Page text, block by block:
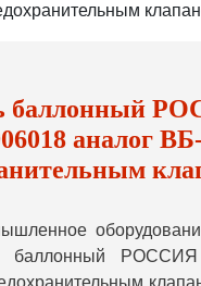
баллонный
аналог
баллонный РОССИЯ